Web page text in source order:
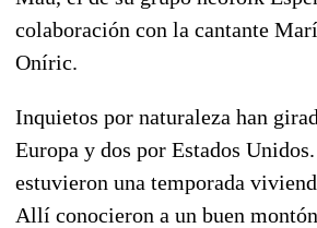
colaboración con la cantante
Oníric.
Inquietos por naturaleza han
Europa y dos por Estados
estuvieron una temporada
Allí conocieron a un buen